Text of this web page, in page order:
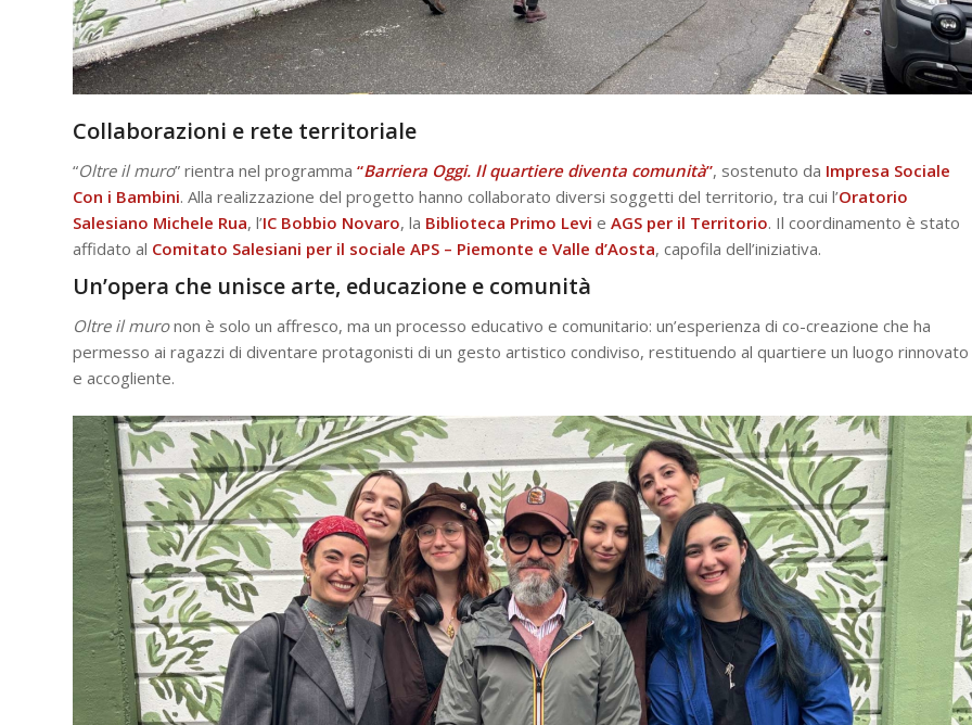
Collaborazioni e rete territoriale
“Oltre il muro” rientra nel programma “Barriera Oggi. Il quartiere diventa comunità”, sostenuto da Impresa Sociale
Con i Bambini. Alla realizzazione del progetto hanno collaborato diversi soggetti del territorio, tra cui l’Oratorio
Salesiano Michele Rua, l’IC Bobbio Novaro, la Biblioteca Primo Levi e AGS per il Territorio. Il coordinamento è stato
affidato al Comitato Salesiani per il sociale APS – Piemonte e Valle d’Aosta, capofila dell’iniziativa.
Un’opera che unisce arte, educazione e comunità
Oltre il muronon è solo un affresco, ma un processo educativo e comunitario: un’esperienza di co-creazione che ha
permesso ai ragazzi di diventare protagonisti di un gesto artistico condiviso, restituendo al quartiere un luogo rinnovato
e accogliente.